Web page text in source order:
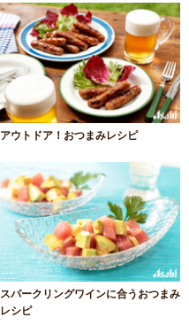
アウトドア！おつまみレシピ
スパークリングワインに合うおつまみ
レシピ